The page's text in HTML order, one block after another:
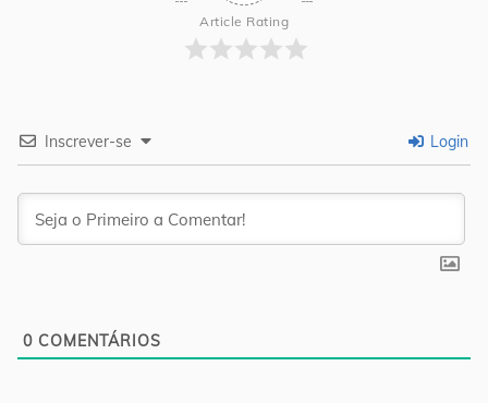
Article Rating
Inscrever-se Login
0 COMENTÁRIOS